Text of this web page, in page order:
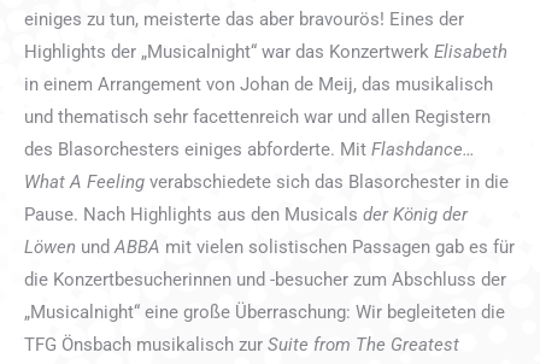
einiges zu tun, meisterte das aber bravourös! Eines der
Highlights der „Musicalnight“ war das Konzertwerk Elisabeth
in einem Arrangement von Johan de Meij, das musikalisch
und thematisch sehr facettenreich war und allen Registern
des Blasorchesters einiges abforderte. Mit Flashdance…
What A Feeling verabschiedete sich das Blasorchester in die
Pause. Nach Highlights aus den Musicals der König der
Löwen undABBA mit vielen solistischen Passagen gab es für
die Konzertbesucherinnen und -besucher zum Abschluss der
„Musicalnight“ eine große Überraschung: Wir begleiteten die
TFG Önsbach musikalisch zur Suite from The Greatest